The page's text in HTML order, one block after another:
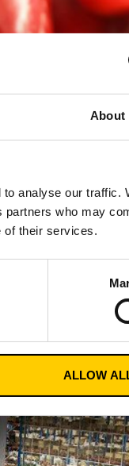
About
analyse our traffic.
who may
of their services.
ALLOW